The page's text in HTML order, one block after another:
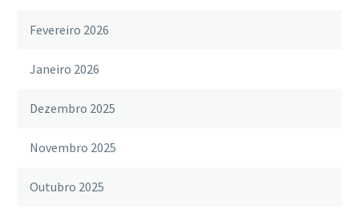
Fevereiro 2026
Janeiro 2026
Dezembro 2025
Novembro 2025
Outubro 2025